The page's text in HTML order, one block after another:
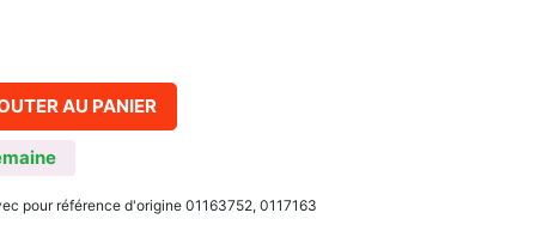
AU PANIER
pour référence d'origine 01163752, 0117163